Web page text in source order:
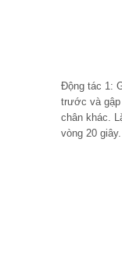
Động tác 1:
trước và
chân khác.
vòng 20 giây.